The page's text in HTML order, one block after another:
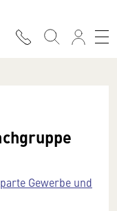
Gewerbe und